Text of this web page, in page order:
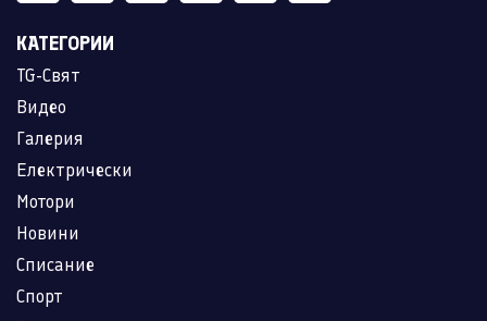
КАТЕГОРИИ
TG-Свят
Видео
Галерия
Електрически
Мотори
Новини
Списание
Спорт